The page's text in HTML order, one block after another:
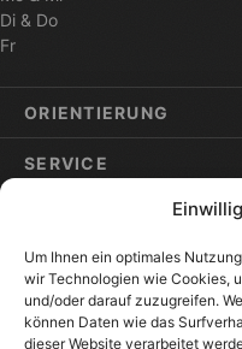
Um Ihnen ein optimales
wir Technologien wie Cookies,
und/oder darauf zuzugreifen.
können Daten wie das
dieser Website verarbeitet
Di & Do
Fr
ORIENTIERUNG
SERVICE
ELSTERWERDA &